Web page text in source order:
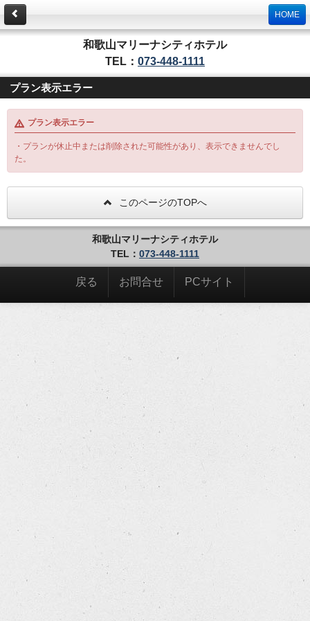
HOME
和歌山マリーナシティホテル
TEL： 073-448-1111
プラン表示エラー
プラン表示エラー
・プランが休止中または削除された可能性があり、表示できませんでし
た。
このページのTOPへ
和歌山マリーナシティホテル
TEL： 073-448-1111
戻る お問合せ PCサイト